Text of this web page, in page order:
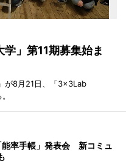
」第11期募集始ま
が8月21日、「3×3Lab
率手帳」発表会 新コミュ